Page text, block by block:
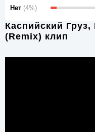
Нет (4%)
Каспийский
(Remix) клип